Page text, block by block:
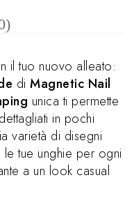
il tuo nuovo alleato:
di Magnetic Nail
unica ti permette
in pochi
varietà di disegni
tue unghie per ogni
a un look casual